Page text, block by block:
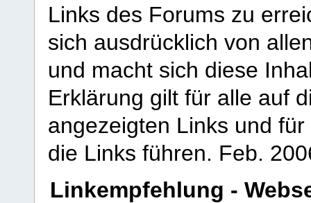
Links des Forums zu
sich ausdrücklich von
und macht sich diese
Erklärung gilt für alle auf
angezeigten Links und
die Links führen. Feb.
Linkempfehlung -